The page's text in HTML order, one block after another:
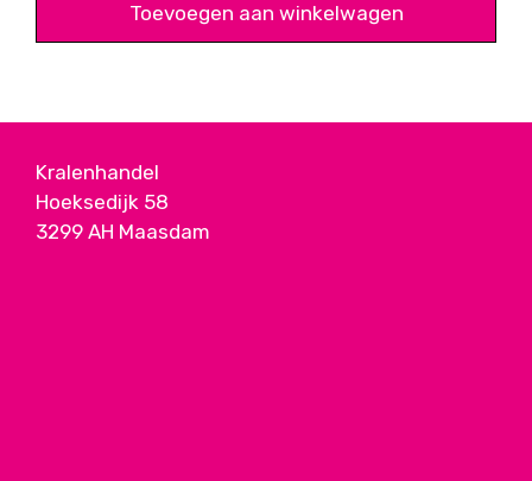
Toevoegen aan winkelwagen
Kralenhandel
Hoeksedijk 58
3299 AH Maasdam